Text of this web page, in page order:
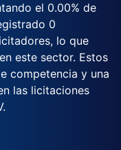
el 0.00% de
0
lo que
este sector. Estos
competencia y una
las licitaciones